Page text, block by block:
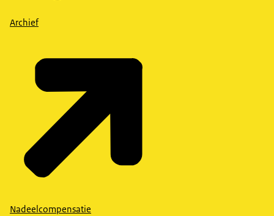
Archief
Nadeelcompensatie